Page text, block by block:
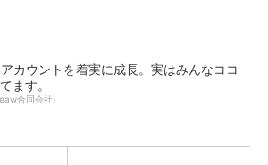
カウントを着実に成長。実はみんなココ
ます。
合同会社)